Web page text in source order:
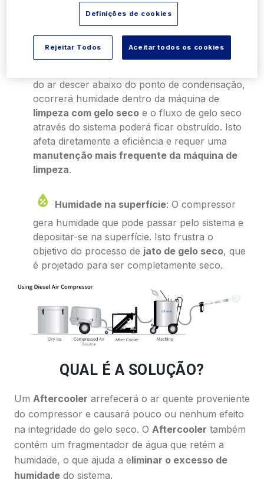
QUE ASPETOS DEVEM SER
CONSIDERADOS?
do ar descer abaixo do ponto de condensação,
ocorrerá humidade dentro da máquina de
limpeza com gelo seco e o fluxo de gelo seco
através do sistema poderá ficar obstruído. Isto
afeta diretamente a eficiência e requer uma
manutenção mais frequente da máquina de
limpeza.
Humidade na superfície: O compressor
gera humidade que pode passar pelo sistema e
depositar-se na superfície. Isto frustra o
objetivo do processo de jato de gelo seco, que
é projetado para ser completamente seco.
QUAL É A SOLUÇÃO?
Um Aftercooler arrefecerá o ar quente proveniente
do compressor e causará pouco ou nenhum efeito
na integridade do gelo seco. O Aftercooler também
contém um fragmentador de água que retém a
humidade, o que ajuda a eliminar o excesso de
humidade do sistema.
Definições de cookies
Rejeitar Todos Aceitar todos os cookies